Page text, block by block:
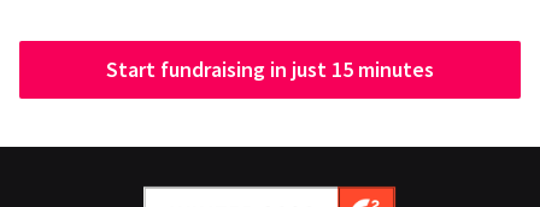
Start fundraising in just 15 minutes